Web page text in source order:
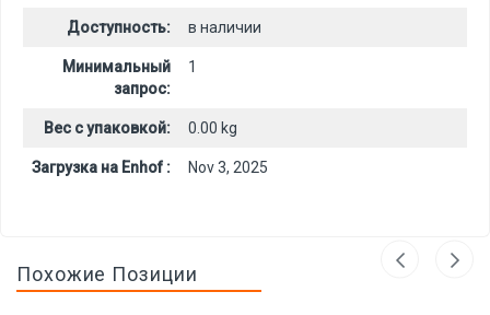
Доступность: в наличии
Минимальный
запрос:
1
Вес с упаковкой: 0.00 kg
Загрузка на Enhof : Nov 3, 2025
Похожие Позиции